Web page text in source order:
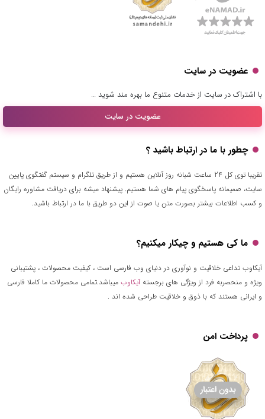
عضویت در سایت
با اشتراک در سایت از خدمات متنوع ما بهره مند شوید …
عضویت در سایت
چطور با ما در ارتباط باشید ؟
تقریبا توی کل 24 ساعت شبانه روز آنلاین هستیم و از طریق تلگرام و سیستم گفتگوی پایین
سایت، صمیمانه پاسخگوی پیام های شما هستیم. پیشنهاد میشه برای دریافت مشاوره رایگان
و کسب اطلاعات بیشتر بصورت متن یا صوت از این دو طریق با ما در ارتباط باشید.
ما کی هستیم و چیکار میکنیم؟
آیکاوب تداعی خلاقیت و نوآوری در دنیای وب فارسی است ، کیفیت محصولات ، پشتیبانی
ویژه و منحصربه فرد از ویژگی های برجسته آیکاوب میباشد.تمامی محصولات ما کاملا فارسی
و ایرانی هستند که با ذوق و خلاقیت طراحی شده اند .
پرداخت امن